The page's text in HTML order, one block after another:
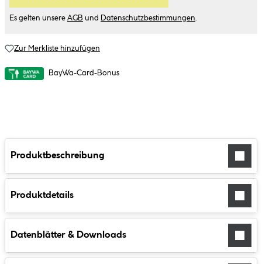
Es gelten unsere AGB und Datenschutzbestimmungen
Zur Merkliste hinzufügen
BayWa-Card-Bonus
Produktbeschreibung
Produktdetails
Datenblätter & Downloads